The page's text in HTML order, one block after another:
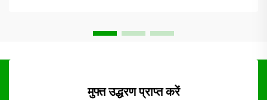
मुफ्त उद्धरण प्राप्त करें